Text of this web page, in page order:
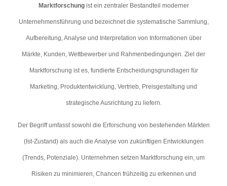
Marktforschungist ein zentraler Bestandteil moderner
Unternehmensführung und bezeichnet die systematische Sammlung,
Aufbereitung, Analyse und Interpretation von Informationen über
Märkte, Kunden, Wettbewerber und Rahmenbedingungen. Ziel der
Marktforschung ist es, fundierte Entscheidungsgrundlagen für
Marketing, Produktentwicklung, Vertrieb, Preisgestaltung und
strategische Ausrichtung zu liefern.
Der Begriff umfasst sowohl die Erforschung von bestehenden Märkten
(Ist-Zustand) als auch die Analyse von zukünftigen Entwicklungen
(Trends, Potenziale). Unternehmen setzen Marktforschung ein, um
Risiken zu minimieren, Chancen frühzeitig zu erkennen und